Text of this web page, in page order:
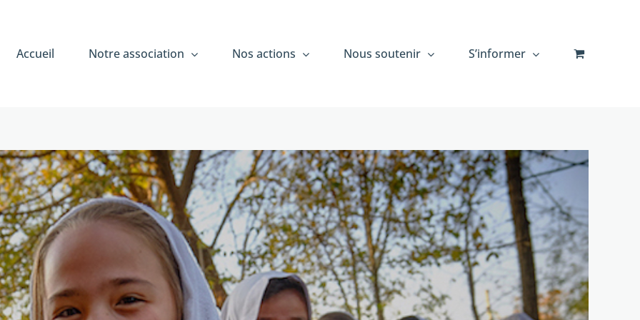
Accueil Notre association Nos actions Nous soutenir S’informer